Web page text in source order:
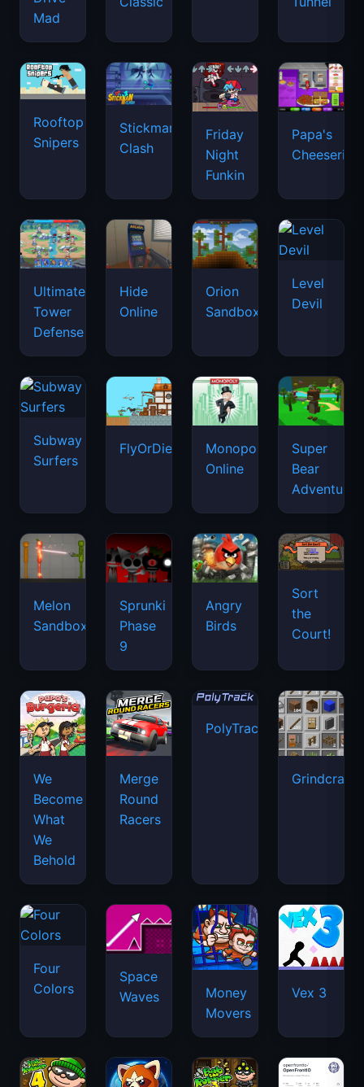
Mad
Rooftop
Snipers
Stickman
Clash
Friday
Night
Funkin
Papa's
Cheeseria
Ultimate
Tower
Defense
Hide
Online
Orion
Sandbox
Level
Devil
Subway
Surfers
FlyOrDie.io
Monopoly
Online
Super
Bear
Adventure
Melon
Sandbox
Sprunki
Phase
9
Angry
Birds
Sort
the
Court!
We
Become
What
We
Behold
Merge
Round
Racers
PolyTrack
Grindcraft
Four
Colors
Space
Waves
Money
Movers
Vex 3